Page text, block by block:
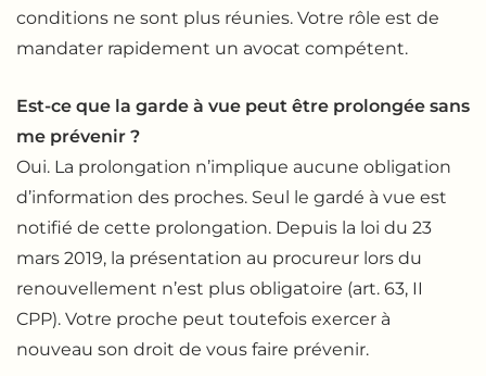
conditions ne sont plus réunies. Votre rôle est de
mandater rapidement un avocat compétent.
Est-ce que la garde à vue peut être prolongée sans
me prévenir ?
Oui. La prolongation n’implique aucune obligation
d’information des proches. Seul le gardé à vue est
notifié de cette prolongation. Depuis la loi du 23
mars 2019, la présentation au procureur lors du
renouvellement n’est plus obligatoire (art. 63, II
CPP). Votre proche peut toutefois exercer à
nouveau son droit de vous faire prévenir.